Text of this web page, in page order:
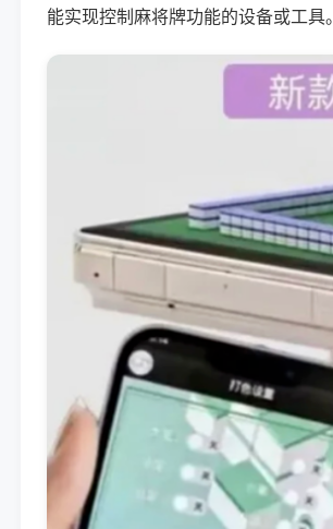
能实现控制麻将牌功能的设备或工具。